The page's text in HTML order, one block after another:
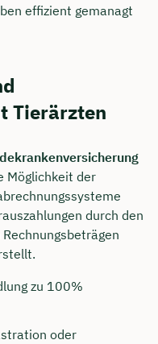
effizient gemanagt
Tierärzten
Möglichkeit der
durch den
zu 100%
oder